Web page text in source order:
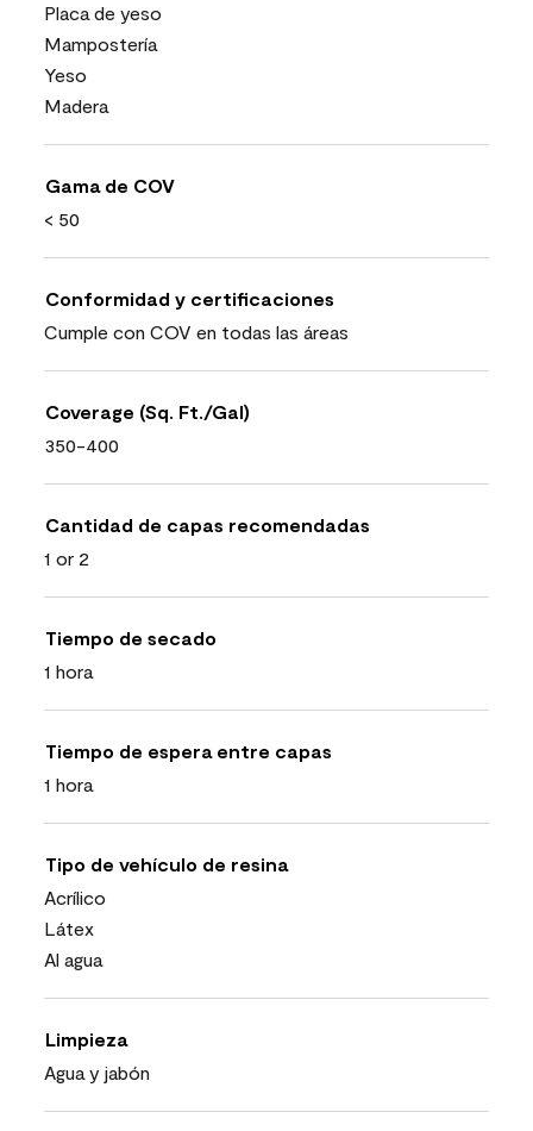
Placa de yeso
Mampostería
Yeso
Madera
Gama de COV
< 50
Conformidad y certificaciones
Cumple con COV en todas las áreas
Coverage (Sq. Ft./Gal)
350-400
Cantidad de capas recomendadas
1 or 2
Tiempo de secado
1 hora
Tiempo de espera entre capas
1 hora
Tipo de vehículo de resina
Acrílico
Látex
Al agua
Limpieza
Agua y jabón